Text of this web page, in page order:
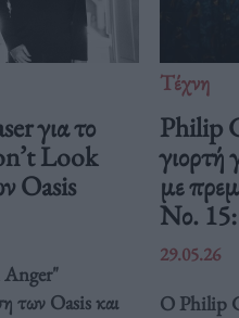
για το
Look
Oasis
των Oasis και
Τέχνη
Philip
γιορτή
με
Νο.
29.05.26
Ο Philip